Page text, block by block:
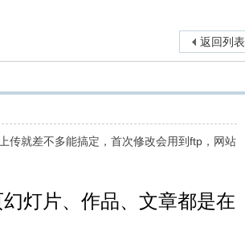
返回列表
传就差不多能搞定，首次修改会用到ftp，网站
灯片、作品、文章都是在